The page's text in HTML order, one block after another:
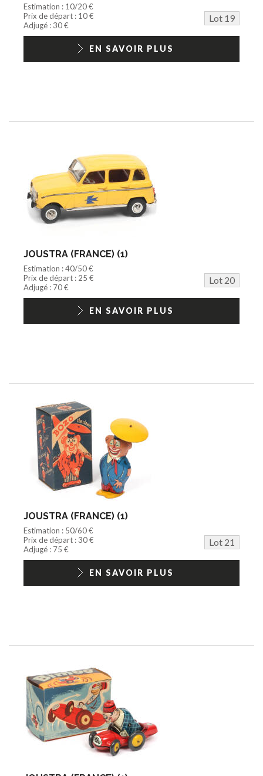
Estimation : 10/20 €
Prix de départ : 10 €
Lot 19
Adjugé : 30 €
EN SAVOIR PLUS
JOUSTRA (FRANCE) (1)
Estimation : 40/50 €
Prix de départ : 25 €
Lot 20
Adjugé : 70 €
EN SAVOIR PLUS
JOUSTRA (FRANCE) (1)
Estimation : 50/60 €
Prix de départ : 30 €
Lot 21
Adjugé : 75 €
EN SAVOIR PLUS